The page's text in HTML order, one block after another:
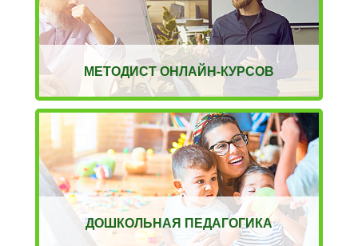
МЕТОДИСТ ОНЛАЙН-КУРСОВ
ДОШКОЛЬНАЯ ПЕДАГОГИКА